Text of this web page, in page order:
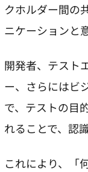
クホルダー間の
ニケーションと
開発者、テスト
ー、さらにはビ
で、テストの目
れることで、認
これにより、「